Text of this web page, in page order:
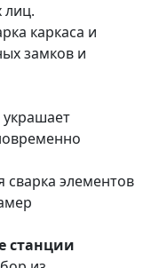
лиц.
каркаса и
замков и
элементов
станции